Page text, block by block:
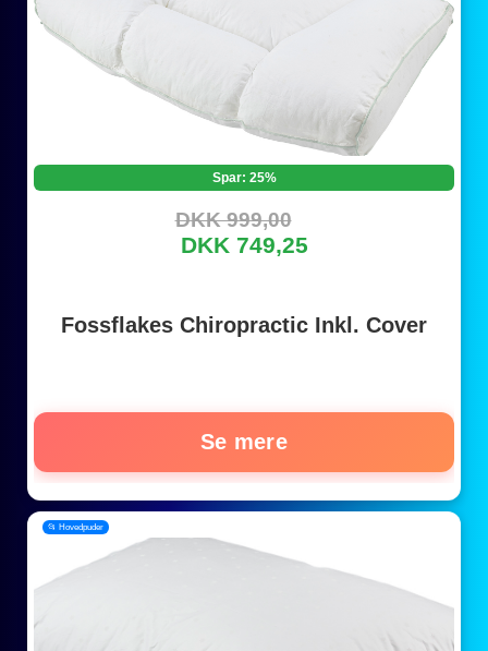
Spar: 25%
DKK 999,00
DKK 749,25
Fossflakes Chiropractic Inkl. Cover
Se mere
📂 Hovedpuder